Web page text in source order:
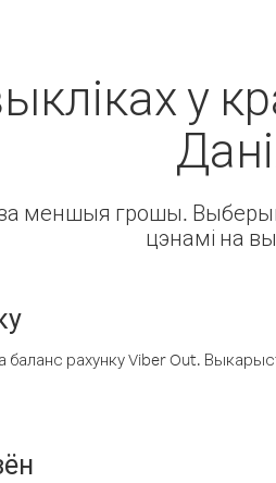
у
меншыя грошы.
цэнамі на
баланс рахунку Viber Out.